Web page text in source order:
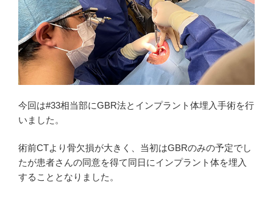
今回は#33相当部にGBR法とインプラント体埋入手術を行
いました。
術前CTより骨欠損が大きく、当初はGBRのみの予定でし
たが患者さんの同意を得て同日にインプラント体を埋入
することとなりました。